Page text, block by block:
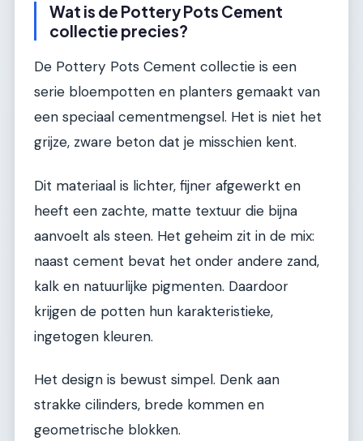
Wat is de Pottery Pots Cement
collectie precies?
De Pottery Pots Cement collectie is een
serie bloempotten en planters gemaakt van
een speciaal cementmengsel. Het is niet het
grijze, zware beton dat je misschien kent.
Dit materiaal is lichter, fijner afgewerkt en
heeft een zachte, matte textuur die bijna
aanvoelt als steen. Het geheim zit in de mix:
naast cement bevat het onder andere zand,
kalk en natuurlijke pigmenten. Daardoor
krijgen de potten hun karakteristieke,
ingetogen kleuren.
Het design is bewust simpel. Denk aan
strakke cilinders, brede kommen en
geometrische blokken.